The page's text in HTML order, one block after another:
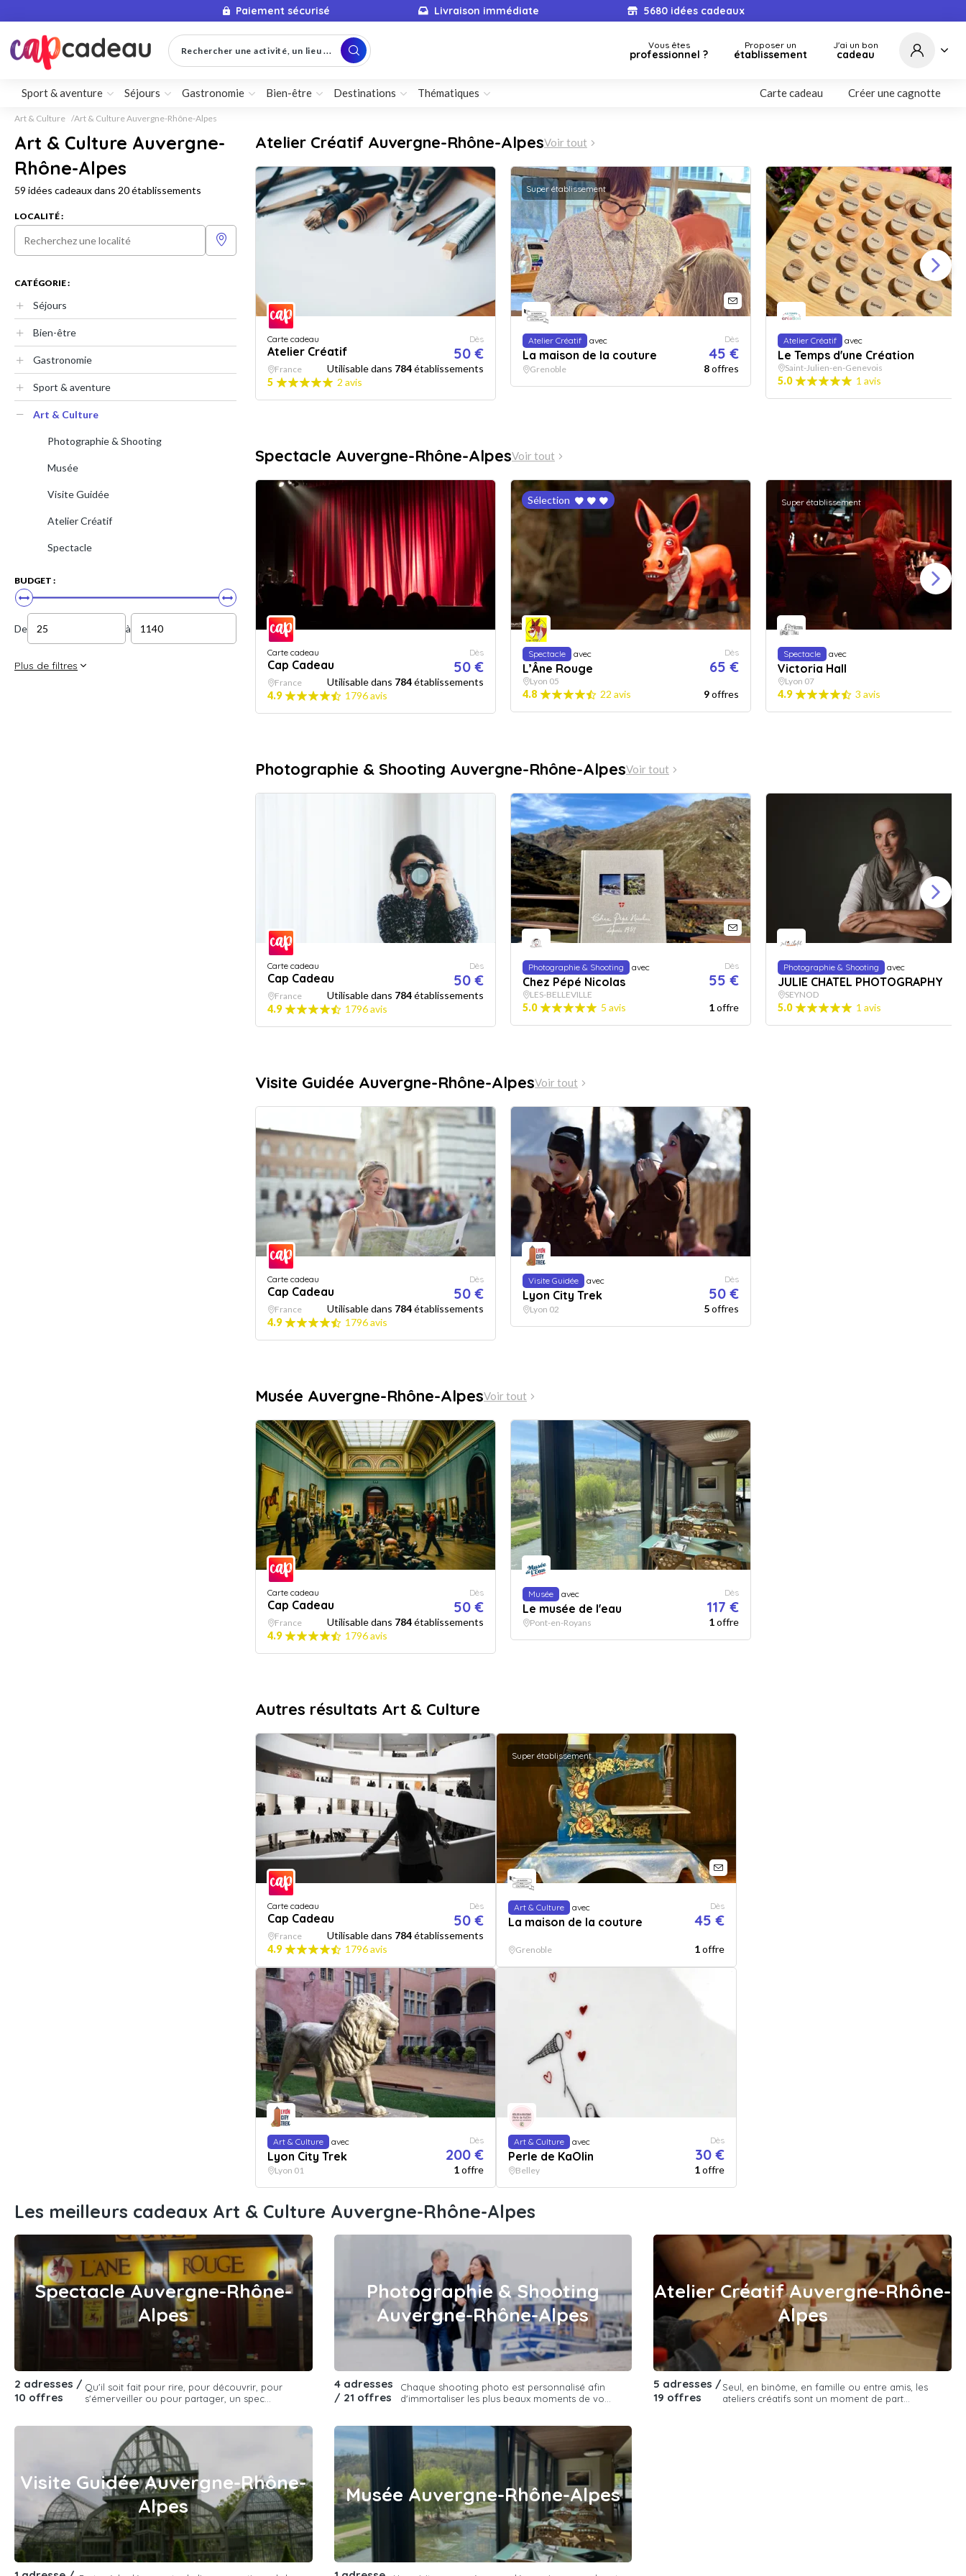
Paiement sécurisé Livraison immédiate 5680idées cadeaux
Rechercher une activité, un lieu ... Vous êtes
professionnel ?
Proposer un
établissement
J'ai un bon
cadeau
Sport & aventure Séjours Gastronomie Bien-être Destinations Thématiques Carte cadeau Créer une cagnotte
Art & Culture Art & Culture Auvergne-Rhône-Alpes
Art & Culture Auvergne-
Rhône-Alpes
59 idées cadeaux dans 20 établissements
LOCALITÉ :
CATÉGORIE :
Séjours
Bien-être
Gastronomie
Sport & aventure
Art & Culture
Photographie & Shooting
Musée
Visite Guidée
Atelier Créatif
Spectacle
BUDGET :
De à
Plus de filtres
Atelier Créatif Auvergne-Rhône-AlpesVoir tout
Carte cadeau
Atelier Créatif
Dès
50 €
France Utilisable dans 784établissements
5
2 avis
Super établissement
Atelier Créatif avec
La maison de la couture
Dès
45 €
Grenoble 8offres
Atelier Créatif avec
Le Temps d'une Création
Saint-Julien-en-Genevois
5.0 1 avis
Spectacle Auvergne-Rhône-AlpesVoir tout
Carte cadeau
Cap Cadeau
Dès
50 €
France Utilisable dans 784établissements
4.9
1796 avis
Sélection
Spectacle avec
L’Âne Rouge
Dès
65 €
Lyon 05
4.8 22 avis 9offres
Super établissement
Spectacle avec
Victoria Hall
Lyon 07
4.9 3 avis
Photographie & Shooting Auvergne-Rhône-AlpesVoir tout
Carte cadeau
Cap Cadeau
Dès
50 €
France Utilisable dans 784établissements
4.9
1796 avis
Photographie & Shooting avec
Chez Pépé Nicolas
Dès
55 €
LES-BELLEVILLE
5.0 5 avis 1offre
Photographie & Shooting avec
JULIE CHATEL PHOTOGRAPHY
SEYNOD
5.0 1 avis
Visite Guidée Auvergne-Rhône-AlpesVoir tout
Carte cadeau
Cap Cadeau
Dès
50 €
France Utilisable dans 784établissements
4.9
1796 avis
Visite Guidée avec
Lyon City Trek
Dès
50 €
Lyon 02 5offres
Musée Auvergne-Rhône-AlpesVoir tout
Carte cadeau
Cap Cadeau
Dès
50 €
France Utilisable dans 784établissements
4.9
1796 avis
Musée avec
Le musée de l'eau
Dès
117 €
Pont-en-Royans 1offre
Autres résultats Art & Culture
Carte cadeau
Cap Cadeau
Dès
50 €
France Utilisable dans 784établissements
4.9
1796 avis
Super établissement
Art & Culture avec
La maison de la couture
Dès
45 €
Grenoble 1offre
Art & Culture avec
Lyon City Trek
Dès
200 €
Lyon 01 1offre
Art & Culture avec
Perle de KaOlin
Dès
30 €
Belley 1offre
Les meilleurs cadeaux Art & Culture Auvergne-Rhône-Alpes
Spectacle Auvergne-Rhône-
Alpes
2 adresses /
10 offres
Qu'il soit fait pour rire, pour découvrir, pour
s'émerveiller ou pour partager, un spec...
Photographie & Shooting
Auvergne-Rhône-Alpes
4 adresses
/ 21 offres
Chaque shooting photo est personnalisé afin
d'immortaliser les plus beaux moments de vo...
Atelier Créatif Auvergne-Rhône-
Alpes
5 adresses /
19 offres
Seul, en binôme, en famille ou entre amis, les
ateliers créatifs sont un moment de part...
Visite Guidée Auvergne-Rhône-
Alpes
Musée Auvergne-Rhône-Alpes